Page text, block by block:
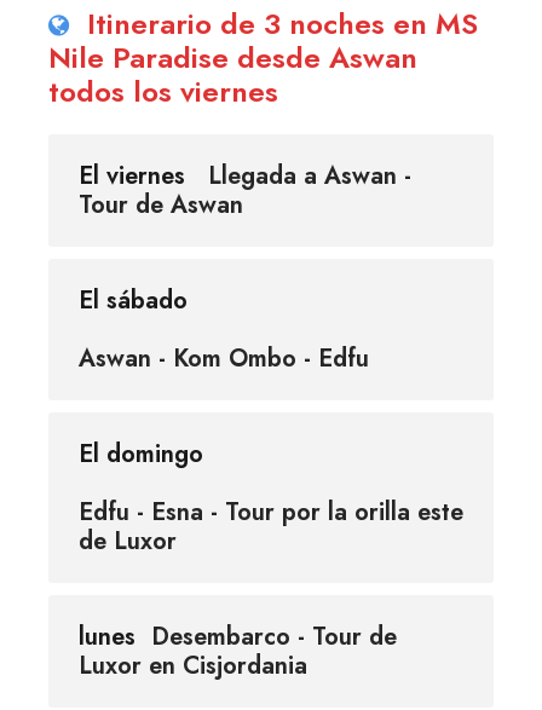
Itinerario de 3 noches en MS
Nile Paradise desde Aswan
todos los viernes
El viernes
Llegada a Aswan -
Tour de Aswan
El sábado
Aswan - Kom Ombo - Edfu
El domingo
Edfu - Esna - Tour por la orilla este
de Luxor
lunes Desembarco - Tour de
Luxor en Cisjordania